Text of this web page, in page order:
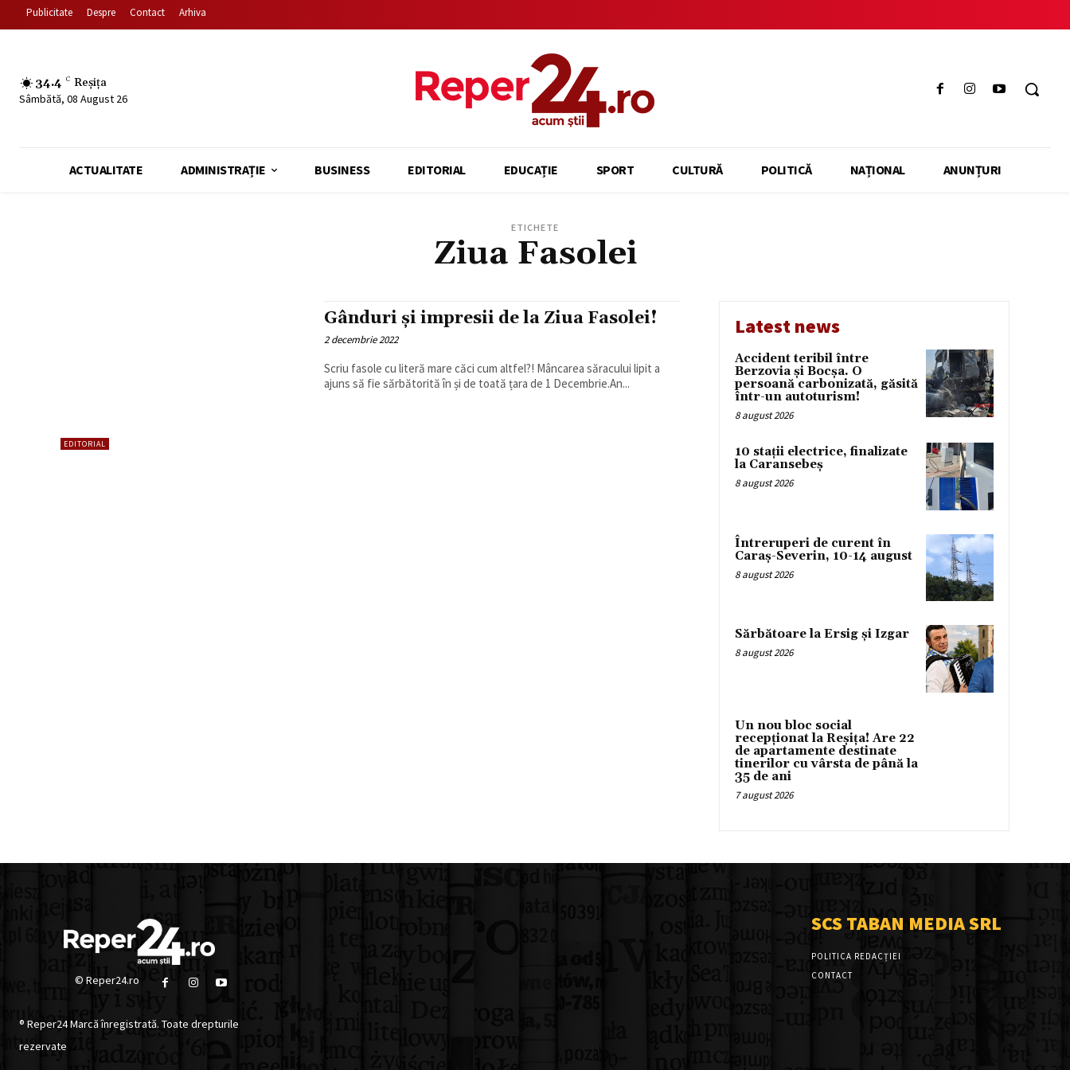
Publicitate Despre Contact Arhiva
34.4 C Reșița
Sâmbătă, 08 August 26
ACTUALITATE ADMINISTRAȚIE BUSINESS EDITORIAL EDUCAȚIE SPORT CULTURĂ POLITICĂ NAȚIONAL ANUNȚURI
ETICHETE
Ziua Fasolei
EDITORIAL
Gânduri și impresii de la Ziua Fasolei!
2 decembrie 2022
Scriu fasole cu literă mare căci cum altfel?! Mâncarea săracului lipit a
ajuns să fie sărbătorită în și de toată țara de 1 Decembrie.An...
Latest news
Accident teribil între
Berzovia și Bocșa. O
persoană carbonizată, găsită
într-un autoturism!
8 august 2026
10 stații electrice, finalizate
la Caransebeș
8 august 2026
Întreruperi de curent în
Caraș-Severin, 10-14 august
8 august 2026
Sărbătoare la Ersig și Izgar
8 august 2026
Un nou bloc social
recepționat la Reșița! Are 22
de apartamente destinate
tinerilor cu vârsta de până la
35 de ani
7 august 2026
© Reper24.ro
® Reper24 Marcă înregistrată. Toate drepturile
rezervate
SCS TABAN MEDIA SRL
POLITICA REDACȚIEI
CONTACT